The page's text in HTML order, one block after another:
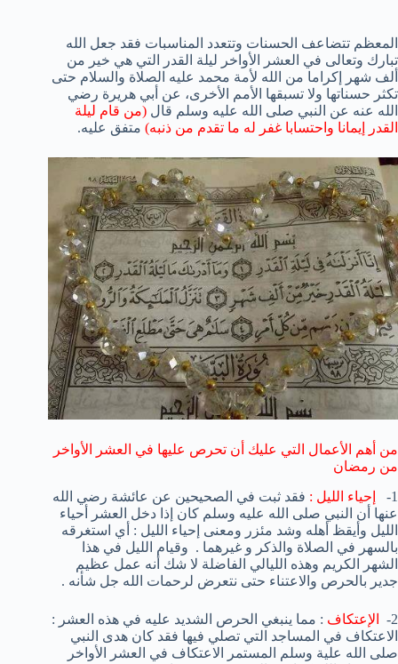
المعظم تتضاعف الحسنات وتتعدد المناسبات فقد جعل الله
تبارك وتعالى في العشر الأواخر ليلة القدر التي هي خير من
ألف شهر إكراما من الله لأمة محمد عليه الصلاة والسلام حتى
تكثر حسناتها ولا تسبقها الأمم الأخرى، عن أبي هريرة رضي
الله عنه عن النبي صلى الله عليه وسلم قال (من قام ليلة
القدر إيمانا واحتسابا غفر له ما تقدم من ذنبه) متفق عليه.
من أهم الأعمال التي عليك أن تحرص عليها في العشر الأواخر
من رمضان
1-
إحياء الليل : فقد ثبت في الصحيحين عن عائشة رضي الله
عنها أن النبي صلى الله عليه وسلم كان إذا دخل العشر أحياء
الليل وأيقظ أهله وشد مئزر ومعنى إحياء الليل : أي استغرقه
بالسهر في الصلاة والذكر و غيرهما . وقيام الليل في هذا
الشهر الكريم وهذه الليالي الفاضلة لا شك أنه عمل عظيم
جدير بالحرص والاعتناء حتى نتعرض لرحمات الله جل شأنه .
2- الإعتكاف : مما ينبغي الحرص الشديد عليه في هذه العشر :
الاعتكاف في المساجد التي تصلي فيها فقد كان هدى النبي
صلى الله علية وسلم المستمر الاعتكاف في العشر الأواخر